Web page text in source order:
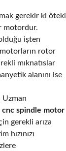
gerekir ki öteki
motordur.
işten
motorların rotor
mıknatıslar
alanını ise
Uzman
cnc spindle motor
gerekli arıza
hızınızı